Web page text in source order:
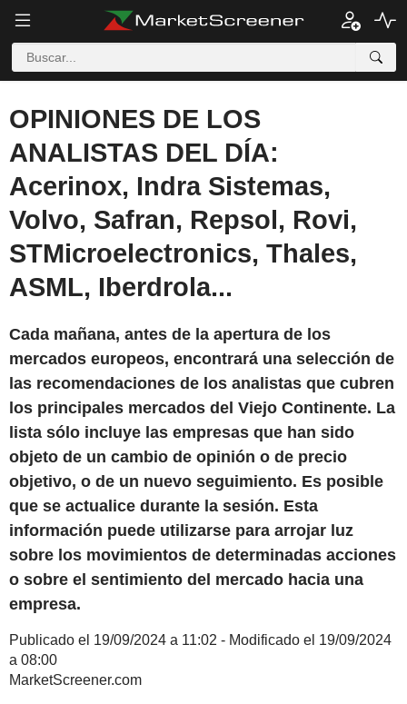
OPINIONES DE LOS
ANALISTAS DEL DÍA:
Acerinox, Indra Sistemas,
Volvo, Safran, Repsol, Rovi,
STMicroelectronics, Thales,
ASML, Iberdrola...
Cada mañana, antes de la apertura de los
mercados europeos, encontrará una selección de
las recomendaciones de los analistas que cubren
los principales mercados del Viejo Continente. La
lista sólo incluye las empresas que han sido
objeto de un cambio de opinión o de precio
objetivo, o de un nuevo seguimiento. Es posible
que se actualice durante la sesión. Esta
información puede utilizarse para arrojar luz
sobre los movimientos de determinadas acciones
o sobre el sentimiento del mercado hacia una
empresa.
Publicado el 19/09/2024 a 11:02 - Modificado el 19/09/2024
a 08:00
MarketScreener.com